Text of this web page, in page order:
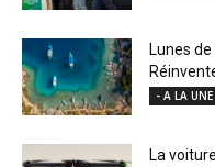
Lunes
- A LA UNE
La